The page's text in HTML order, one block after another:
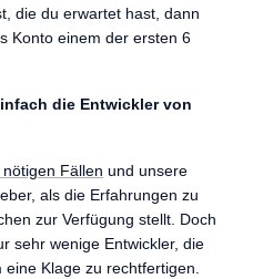
die du erwartet hast, dann
Konto einem der ersten 6
die Entwickler von
Fällen und unsere
als die Erfahrungen zu
zur Verfügung stellt. Doch
sehr wenige Entwickler, die
Klage zu rechtfertigen.